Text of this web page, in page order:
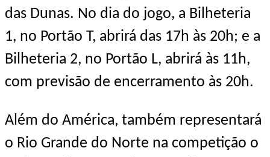
das Dunas. No dia do jogo, a Bilheteria
1, no Portão T, abrirá das 17h às 20h; e a
Bilheteria 2, no Portão L, abrirá às 11h,
com previsão de encerramento às 20h.
Além do América, também representará
o Rio Grande do Norte na competição o